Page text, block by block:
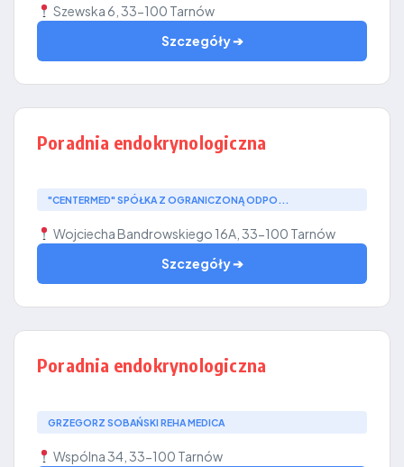
Szewska 6, 33-100 Tarnów
Szczegóły ➔
Poradnia endokrynologiczna
"CENTERMED" SPÓŁKA Z OGRANICZONĄ ODPO...
Wojciecha Bandrowskiego 16A, 33-100 Tarnów
Szczegóły ➔
Poradnia endokrynologiczna
GRZEGORZ SOBAŃSKI REHA MEDICA
Wspólna 34, 33-100 Tarnów